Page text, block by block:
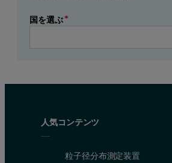
国を選ぶ
人気コンテンツ
粒子径分布測定装置